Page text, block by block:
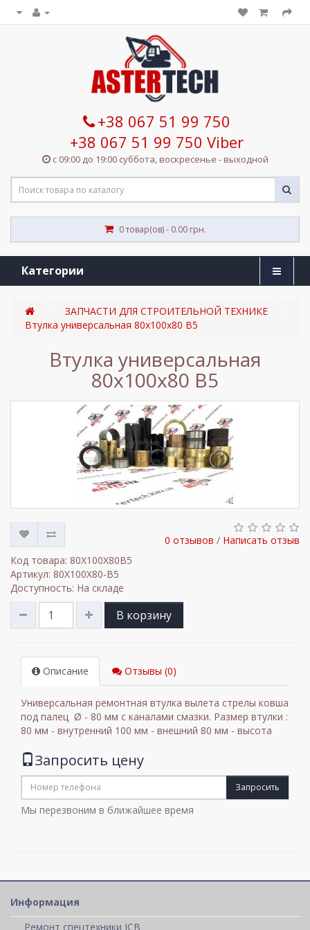
+38 067 51 99 750
+38 067 51 99 750 Viber
с 09:00 до 19:00 суббота, воскресенье - выходной
0 товар(ов) - 0.00 грн.
Категории
ЗАПЧАСТИ ДЛЯ СТРОИТЕЛЬНОЙ ТЕХНИКЕ
Втулка универсальная 80x100x80 B5
Втулка универсальная
80x100x80 B5
0 отзывов / Написать отзыв
Код товара: 80X100X80B5
Артикул: 80X100X80-B5
Доступность: На складе
В корзину
Описание Отзывы (0)
Универсальная ремонтная втулка вылета стрелы ковша
под палец Ø - 80 мм с каналами смазки. Размер втулки :
80 мм - внутренний 100 мм - внешний 80 мм - высота
Запросить цену
Запросить
Мы перезвоним в ближайшее время
Информация
Ремонт спецтехники JCB